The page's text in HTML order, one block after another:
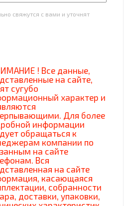
свяжутся с вами и уточнят
! Все данные,
на сайте,
сугубо
характер и
Для более
информации
обращаться к
компании по
на сайте
Вся
на сайте
касающаяся
собранности
доставки, упаковки,